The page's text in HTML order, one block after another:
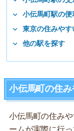
小伝馬町駅の便
東京の住みや
他の駅を探す
小伝馬町の住
小伝馬町の住み
ームが実際に行